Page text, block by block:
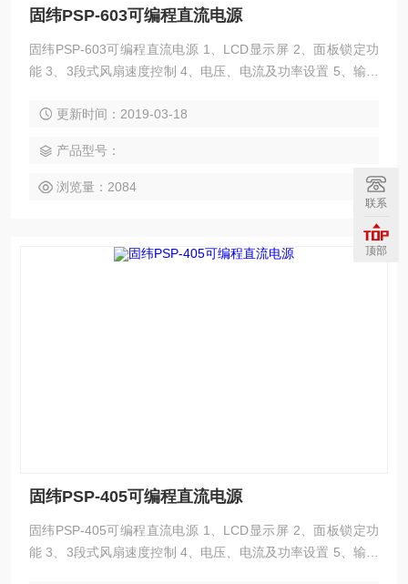
固纬PSP-603可编程直流电源
固纬PSP-603可编程直流电源 1、LCD显示屏 2、面板锁定功
能 3、3段式风扇速度控制 4、电压、电流及功率设置 5、输出
及高功率密度 8、标准接口: RS-232C
更新时间：2019-03-18
产品型号：
浏览量：2084
固纬PSP-405可编程直流电源
固纬PSP-405可编程直流电源 1、LCD显示屏 2、面板锁定功
能 3、3段式风扇速度控制 4、电压、电流及功率设置 5、输出
联系
顶部